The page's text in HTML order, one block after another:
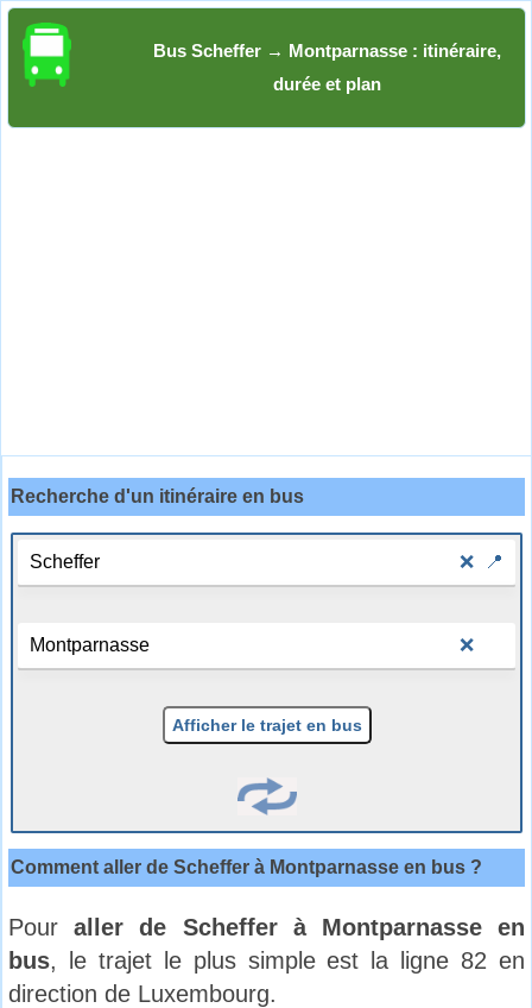
Bus Scheffer → Montparnasse : itinéraire,
durée et plan
Recherche d'un itinéraire en bus
❌ 📍
❌
Afficher le trajet en bus
Comment aller de Scheffer à Montparnasse en bus ?
Pouraller de Scheffer à Montparnasse en
bus, le trajet le plus simple est la ligne 82 en
direction de Luxembourg.